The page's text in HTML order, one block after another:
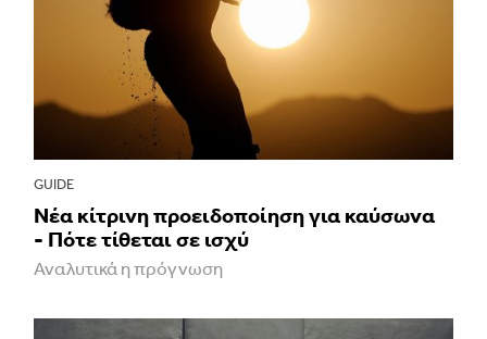
GUIDE
Νέα κίτρινη προειδοποίηση για καύσωνα
- Πότε τίθεται σε ισχύ
Αναλυτικά η πρόγνωση